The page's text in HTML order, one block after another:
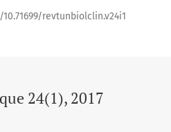
revtunbiolclin.v24i1
24(1), 2017